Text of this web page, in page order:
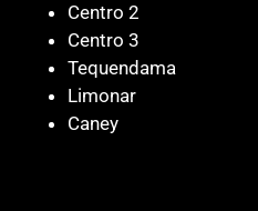
Centro 2
Centro 3
Tequendama
Limonar
Caney